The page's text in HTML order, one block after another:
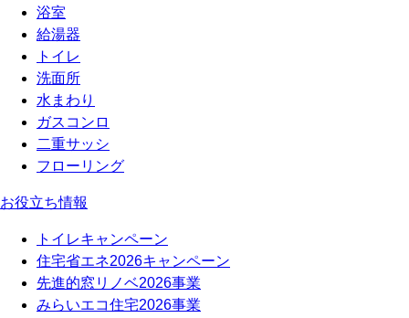
浴室
給湯器
トイレ
洗面所
水まわり
ガスコンロ
二重サッシ
フローリング
お役立ち情報
トイレキャンペーン
住宅省エネ2026キャンペーン
先進的窓リノベ2026事業
みらいエコ住宅2026事業